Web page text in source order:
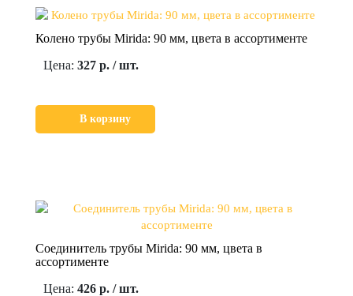
Колено трубы Mirida: 90 мм, цвета в ассортименте
Цена: 327 р. / шт.
В корзину
Соединитель трубы Mirida: 90 мм, цвета в
ассортименте
Цена: 426 р. / шт.